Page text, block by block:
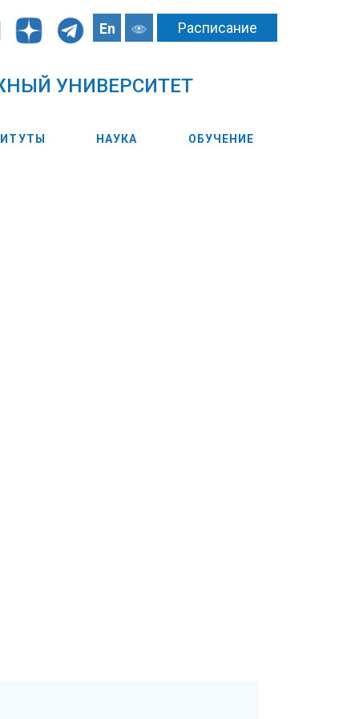
En Расписание
УНИВЕРСИТЕТ
НАУКА ОБУЧЕНИЕ